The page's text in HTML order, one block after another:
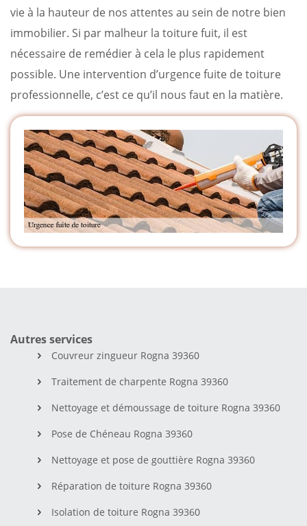
vie à la hauteur de nos attentes au sein de notre bien
immobilier. Si par malheur la toiture fuit, il est
nécessaire de remédier à cela le plus rapidement
possible. Une intervention d’urgence fuite de toiture
professionnelle, c’est ce qu’il nous faut en la matière.
Autres services
Couvreur zingueur Rogna 39360
Traitement de charpente Rogna 39360
Nettoyage et démoussage de toiture Rogna 39360
Pose de Chéneau Rogna 39360
Nettoyage et pose de gouttière Rogna 39360
Réparation de toiture Rogna 39360
Isolation de toiture Rogna 39360